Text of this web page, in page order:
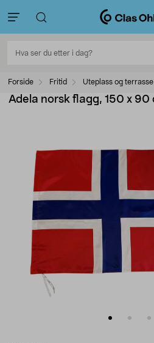
Forside Fritid Uteplass og terrasse
Adela norsk flagg, 150 x 90